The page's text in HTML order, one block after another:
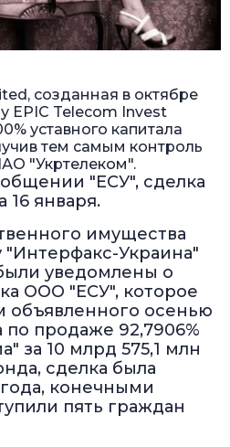
созданная в октябре
EPIC Telecom Invest
уставного капитала
тем самым контроль
"Укртелеком".
"ЕСУ", сделка
16 января.
имущества
"Интерфакс-Украина"
уведомлены о
ООО "ЕСУ", которое
объявленного осенью
по продаже 92,7906%
за 10 млрд 575,1 млн
сделка была
года, конечными
пять граждан